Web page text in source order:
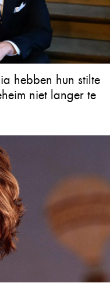
hebben hun stilte
niet langer te